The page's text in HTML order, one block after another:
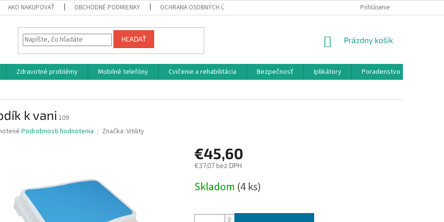
AKO NAKUPOVAŤ OBCHODNÉ PODMIENKY OCHRANA OSOBNÝCH ÚDAJOV Prihlásenie
HĽADAŤ
NÁKUPNÝ
Prázdny košík
Zdravotné problémy Mobilné telefóny Cvičenie a rehabilitácia Bezpečnosť Iplikátory Poradenstvo
k vani109
Podrobnosti hodnotenia Značka: Vitility
€45,60
€37,07 bez DPH
cena:
Skladom (4 ks)